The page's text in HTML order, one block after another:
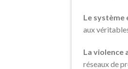
Le système
aux
La violence
réseaux de